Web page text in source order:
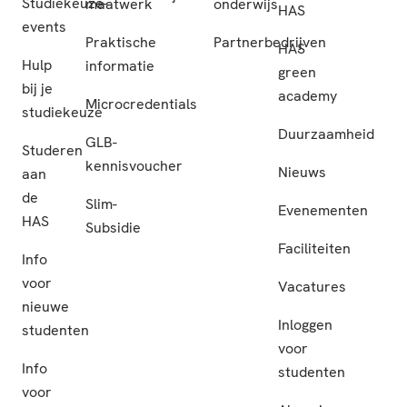
events
Hulp
bij je
studiekeuze
Studeren
aan
de
HAS
Info
voor
nieuwe
studenten
Info
voor
maatwerk
Praktische
informatie
Microcredentials
GLB-
kennisvoucher
Slim-
Subsidie
onderwijs
Partnerbedrijven
HAS
HAS
green
academy
Duurzaamheid
Nieuws
Evenementen
Faciliteiten
Vacatures
Inloggen
voor
studenten